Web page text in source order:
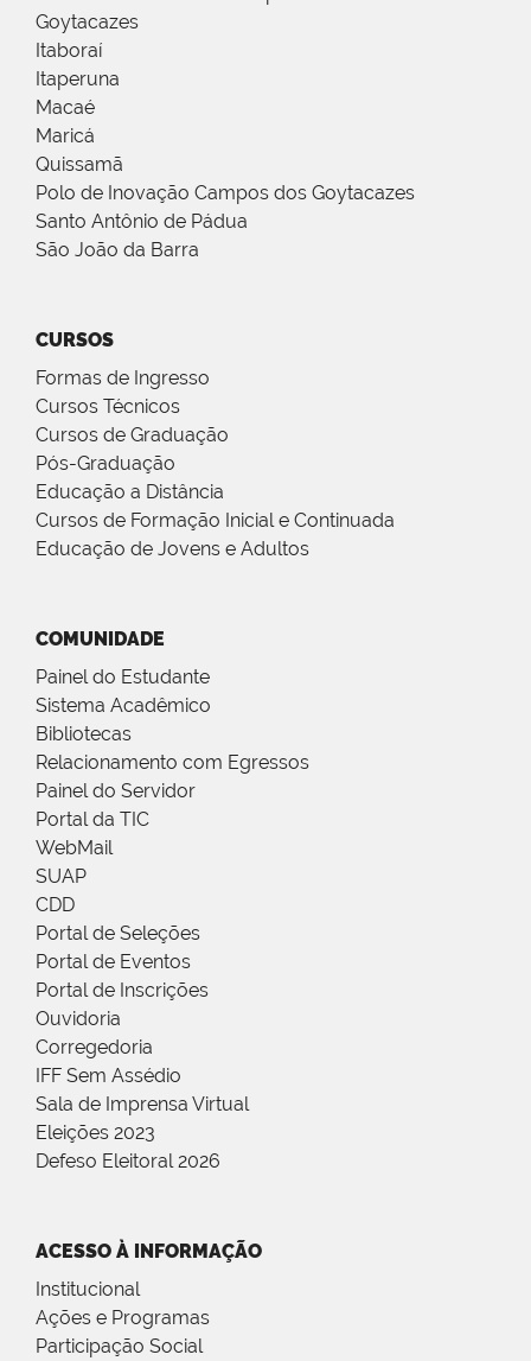
Goytacazes
Itaboraí
Itaperuna
Macaé
Maricá
Quissamã
Polo de Inovação Campos dos Goytacazes
Santo Antônio de Pádua
São João da Barra
CURSOS
Formas de Ingresso
Cursos Técnicos
Cursos de Graduação
Pós-Graduação
Educação a Distância
Cursos de Formação Inicial e Continuada
Educação de Jovens e Adultos
COMUNIDADE
Painel do Estudante
Sistema Acadêmico
Bibliotecas
Relacionamento com Egressos
Painel do Servidor
Portal da TIC
WebMail
SUAP
CDD
Portal de Seleções
Portal de Eventos
Portal de Inscrições
Ouvidoria
Corregedoria
IFF Sem Assédio
Sala de Imprensa Virtual
Eleições 2023
Defeso Eleitoral 2026
ACESSO À INFORMAÇÃO
Institucional
Ações e Programas
Participação Social